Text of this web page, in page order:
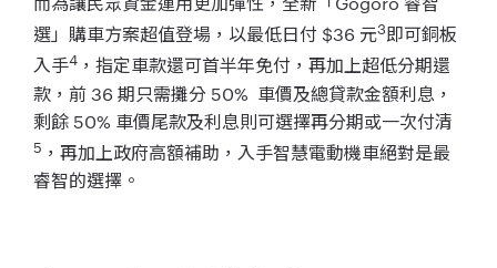
選」購車方案超值登場，以最低日付 $36 元3即可銅板
入手4 ，指定車款還可首半年免付，再加上超低分期還
款，前 36 期只需攤分 50% 車價及總貸款金額利息，
剩餘 50% 車價尾款及利息則可選擇再分期或一次付清
5 ，再加上政府高額補助，入手智慧電動機車絕對是最
睿智的選擇。